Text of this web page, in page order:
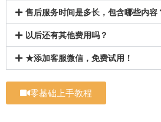
售后服务时间是多长，包含哪些内容
以后还有其他费用吗？
★添加客服微信，免费试用！
零基础上手教程